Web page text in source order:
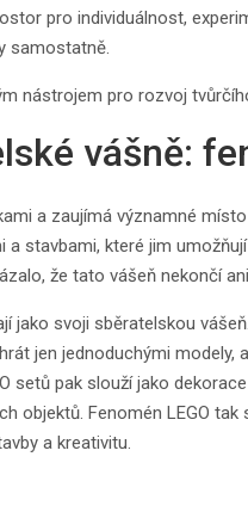
pro individuálnost,
samostatně.
nástrojem pro rozvoj
vášně:
a zaujímá významné
stavbami, které jim
že tato vášeň nekončí
jako svoji sběratelskou
jen jednoduchými modely,
setů pak slouží jako
objektů. Fenomén LEGO tak
a kreativitu.